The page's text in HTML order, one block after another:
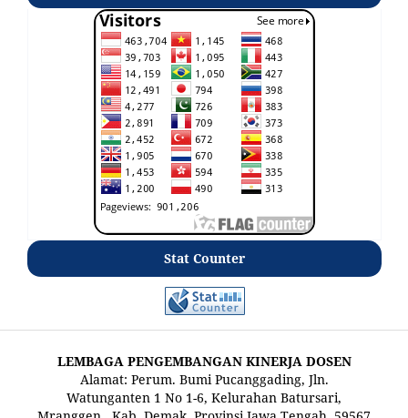
Stat Counter
LEMBAGA PENGEMBANGAN KINERJA DOSEN
Alamat: Perum. Bumi Pucanggading, Jln.
Watunganten 1 No 1-6, Kelurahan Batursari,